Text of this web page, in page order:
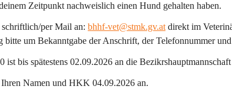
Zeitpunkt nachweislich einen Hund gehalten haben.
per Mail an: bhhf-vet@stmk.gv.at direkt im
um Bekanntgabe der Anschrift, der Telefonnummer und
ist bis spätestens 02.09.2026 an die
Namen und HKK 04.09.2026 an.